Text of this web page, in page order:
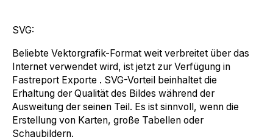
SVG:
Beliebte Vektorgrafik-Format weit verbreitet über das
Internet verwendet wird, ist jetzt zur Verfügung in
Fastreport Exporte . SVG-Vorteil beinhaltet die
Erhaltung der Qualität des Bildes während der
Ausweitung der seinen Teil. Es ist sinnvoll, wenn die
Erstellung von Karten, große Tabellen oder
Schaubildern.